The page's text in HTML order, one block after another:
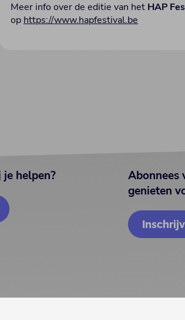
Meer info over de editie van het HAP
op https://www.hapfestival.be
helpen?
Abonnees
genieten